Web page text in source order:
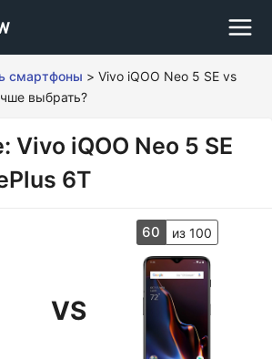
смартфоны > Vivo iQOO Neo 5 SE vs
выбрать?
Vivo iQOO Neo 5 SE
6T
VS
60 из 100